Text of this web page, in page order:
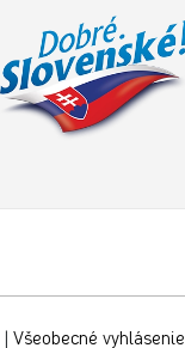
Všeobecné vyhlásenie